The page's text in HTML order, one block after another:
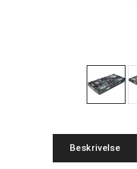
Beskrivelse